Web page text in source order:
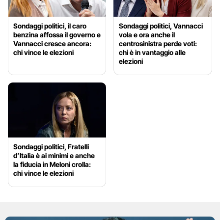
Sondaggi politici, il caro
benzina affossa il governo e
Vannacci cresce ancora:
chi vince le elezioni
Sondaggi politici, Vannacci
vola e ora anche il
centrosinistra perde voti:
chi è in vantaggio alle
elezioni
Sondaggi politici, Fratelli
d’Italia è ai minimi e anche
la fiducia in Meloni crolla:
chi vince le elezioni